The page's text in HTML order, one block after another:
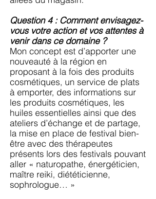
Question 4 : Comment envisagez-
vous votre action et vos attentes à
venir dans ce domaine ?
Mon concept est d’apporter une
nouveauté à la région en
proposant à la fois des produits
cosmétiques, un service de plats
à emporter, des informations sur
les produits cosmétiques, les
huiles essentielles ainsi que des
ateliers d’échange et de partage,
la mise en place de festival bien-
être avec des thérapeutes
présents lors des festivals pouvant
aller « naturopathe, énergéticien,
maître reiki, diététicienne,
sophrologue… »